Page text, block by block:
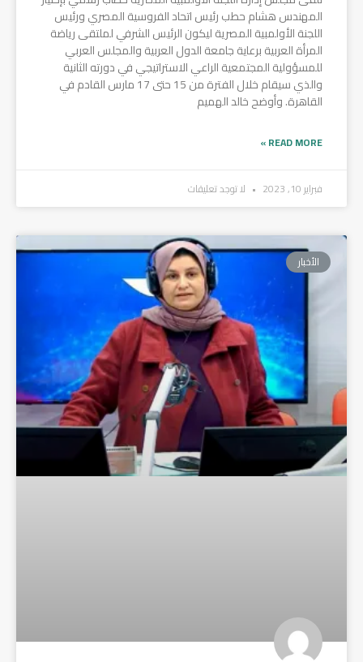
المهندس هشام حطب رئيس اتحاد الفروسية المصري ورئيس
اللجنة الأولمبية المصرية ليكون الرئيس الشرفي لملتقى رياضة
المرأة العربية برعاية جامعة الدول العربية والمجلس العربي
للمسؤولية المجتمعية الراعي الاستراتيجي في دورته الثانية
والذي سيقام خلال الفترة من 15 حتى 17 مارس القادم في
القاهرة. وأوضح خالد الهميم
READ MORE »
فبراير 10, 2023 لا توجد تعليقات
الأخبار